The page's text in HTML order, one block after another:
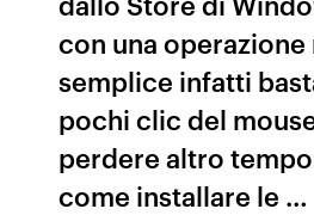
con una
semplice infatti
pochi clic del
perdere altro
come installare le …